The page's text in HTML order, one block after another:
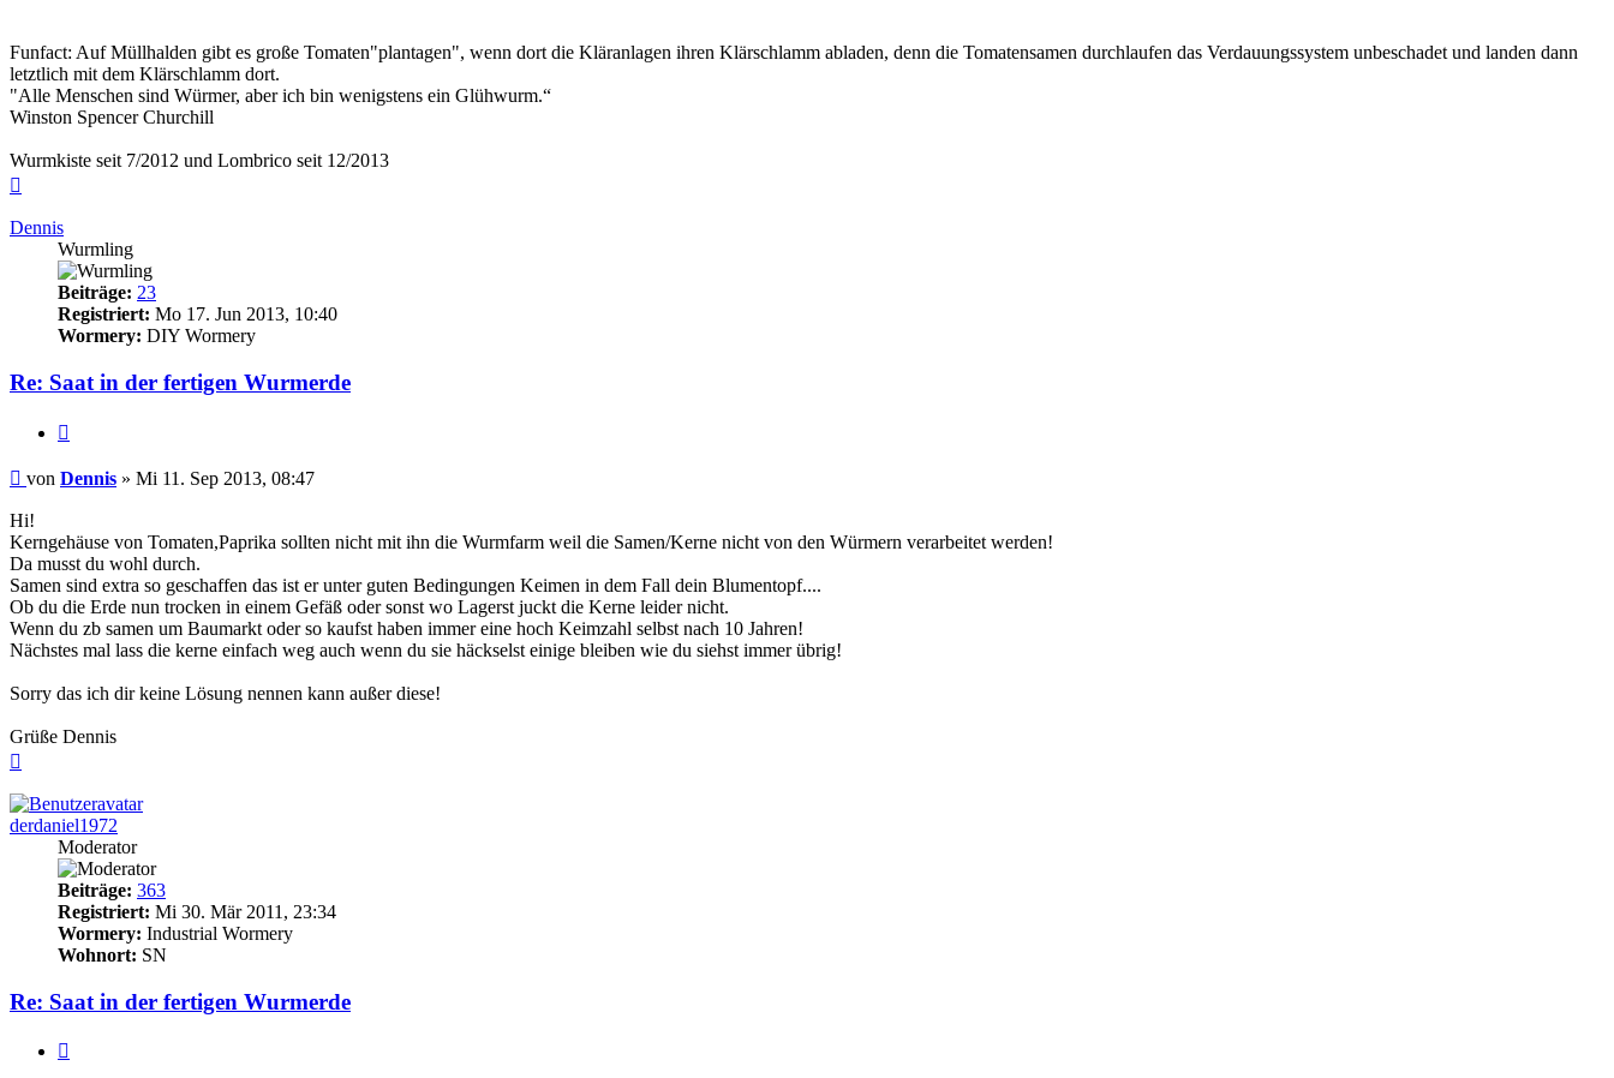
Funfact: Auf Müllhalden gibt es große Tomaten"plantagen", wenn dort die Kläranlagen ihren Klärschlamm abladen, denn die Tomatensamen durchlaufen das Verdauungssystem unbeschadet und landen dann
letztlich mit dem Klärschlamm dort.
"Alle Menschen sind Würmer, aber ich bin wenigstens ein Glühwurm.“
Winston Spencer Churchill
Wurmkiste seit 7/2012 und Lombrico seit 12/2013
Dennis
Wurmling
Beiträge: 23
Registriert: Mo 17. Jun 2013, 10:40
Wormery: DIY Wormery
Re: Saat in der fertigen Wurmerde
Beitrag
von Dennis » Mi 11. Sep 2013, 08:47
Hi!
Kerngehäuse von Tomaten,Paprika sollten nicht mit ihn die Wurmfarm weil die Samen/Kerne nicht von den Würmern verarbeitet werden!
Da musst du wohl durch.
Samen sind extra so geschaffen das ist er unter guten Bedingungen Keimen in dem Fall dein Blumentopf....
Ob du die Erde nun trocken in einem Gefäß oder sonst wo Lagerst juckt die Kerne leider nicht.
Wenn du zb samen um Baumarkt oder so kaufst haben immer eine hoch Keimzahl selbst nach 10 Jahren!
Nächstes mal lass die kerne einfach weg auch wenn du sie häckselst einige bleiben wie du siehst immer übrig!
Sorry das ich dir keine Lösung nennen kann außer diese!
Grüße Dennis
derdaniel1972
Moderator
Beiträge: 363
Registriert: Mi 30. Mär 2011, 23:34
Wormery: Industrial Wormery
Wohnort: SN
Re: Saat in der fertigen Wurmerde